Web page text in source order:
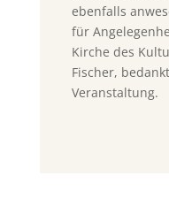
ebenfalls
für
Kirche des
Fischer,
Veranstaltung.